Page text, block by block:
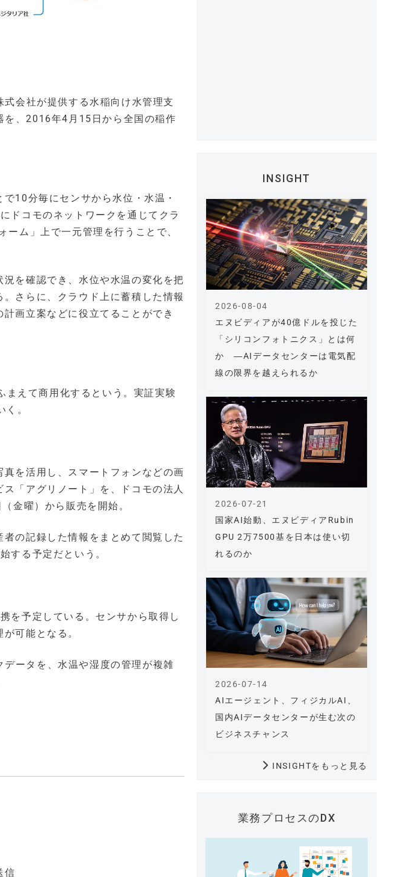
会社が提供する水稲向け水管理支
、2016年4月15日から全国の稲作
10分毎にセンサから水位・水温・
ドコモのネットワークを通じてクラ
ム」上で一元管理を行うことで、
を確認でき、水位や水温の変化を把
さらに、クラウド上に蓄積した情報
画立案などに役立てることができ
えて商用化するという。実証実験
。
を活用し、スマートフォンなどの画
「アグリノート」を、ドコモの法人
金曜）から販売を開始。
の記録した情報をまとめて閲覧した
する予定だという。
を予定している。センサから取得し
可能となる。
ータを、水温や湿度の管理が複雑
信
INSIGHT
エヌビディアが40億ドルを投じた
「シリコンフォトニクス」とは何
か ―AIデータセンターは電気配
線の限界を越えられるか
2026-08-04
国家AI始動、エヌビディアRubin
GPU 2万7500基を日本は使い切
れるのか
2026-07-21
AIエージェント、フィジカルAI、
国内AIデータセンターが生む次の
ビジネスチャンス
2026-07-14
INSIGHTをもっと見る
業務プロセスのDX